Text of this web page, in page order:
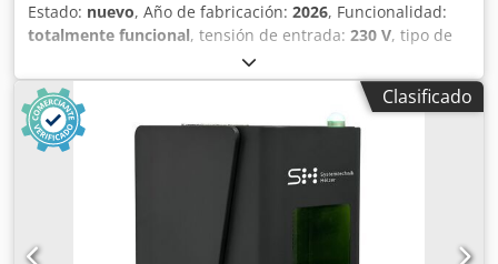
Estado: nuevo, Año de fabricación: 2026, Funcionalidad:
totalmente funcional, tensión de entrada: 230 V, tipo de
Aire acondicionado
láser:30 W, tipo de refrigeración:aire, peso total:45 kg,
tipo de ajuste de altura:
, longitud del área de
exploración:
110 mm, ancho del área de escaneo:
longitud de onda del láser: 1.064 nm
, temperatura
ambiente (mín.):
, temperatura ambiente (máx.):
, La LAS 22 es una unidad compacta de sobremesa con
una pequeña área de trabajo, ideal para piezas pequeñas.
Gracias a su reducido tamaño, el sistema es muy práctico y
Clasificado